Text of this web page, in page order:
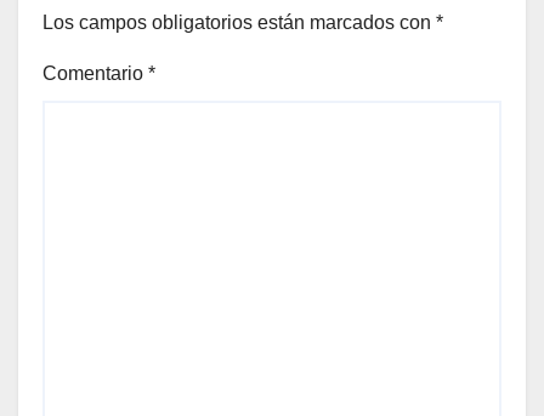
Los campos obligatorios están marcados con *
Comentario *